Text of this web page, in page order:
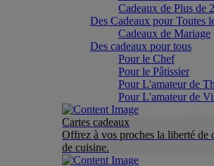
Cadeaux de Plus de
Des Cadeaux pour Toutes
Cadeaux de Mariage
Des cadeaux pour tous
Pour le Chef
Pour le Pâtissier
Pour L'amateur de
Pour L'amateur de
Cartes cadeaux
Offrez à vos proches la liberté de
de cuisine.